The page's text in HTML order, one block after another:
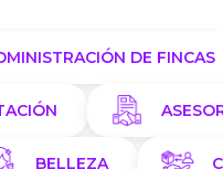
DE FINCAS
BELLEZA